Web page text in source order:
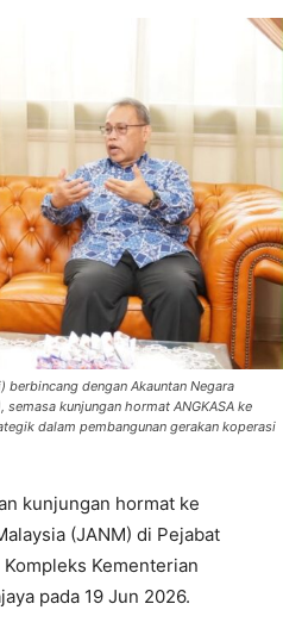
dengan Akauntan Negara
semasa kunjungan hormat ANGKASA ke
dalam pembangunan gerakan koperasi
kunjungan hormat ke
(JANM) di Pejabat
Kementerian
pada 19 Jun 2026.